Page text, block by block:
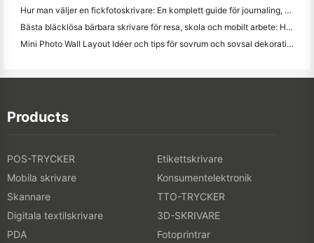
Hur man väljer en fickfotoskrivare: En komplett guide för journaling, resor och iPhone-användare
Bästa bläcklösa bärbara skrivare för resa, skola och mobilt arbete: Hanin MT620 Pro Review
Mini Photo Wall Layout Idéer och tips för sovrum och sovsal dekoration
Products
POS-TRYCKER
Etikettskrivare
Mobila skrivare
Konsumentelektronik
Skannare
TTO-TRYCKER
Digitala textilskrivare
3D-SKRIVARE
PDA
Fotoprintrar